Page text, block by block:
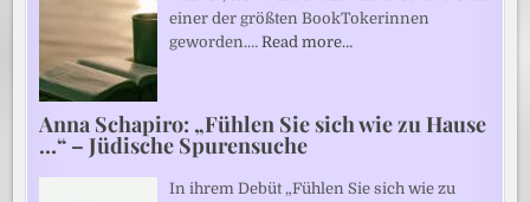
einer der größten BookTokerinnen
geworden.…Read more…
Anna Schapiro: „Fühlen Sie sich wie zu Hause
…“ – Jüdische Spurensuche
In ihrem Debüt „Fühlen Sie sich wie zu